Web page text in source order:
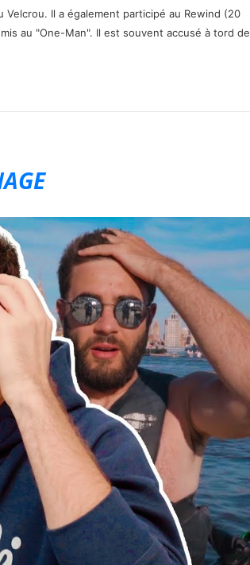
Il a également participé au Rewind (20
au "One-Man". Il est souvent accusé à tord de